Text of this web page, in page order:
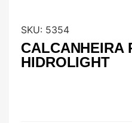
SKU: 5354
CALCANHEIRA
HIDROLIGHT